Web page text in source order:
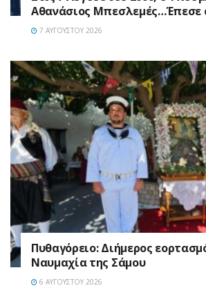
Αθανάσιος Μπεσλεμές…Έπεσε
7 ΑΥΓΟΎΣΤΟΥ 2026
Πυθαγόρειο: Διήμερος
Ναυμαχία της Σάμου
6 ΑΥΓΟΎΣΤΟΥ 2026